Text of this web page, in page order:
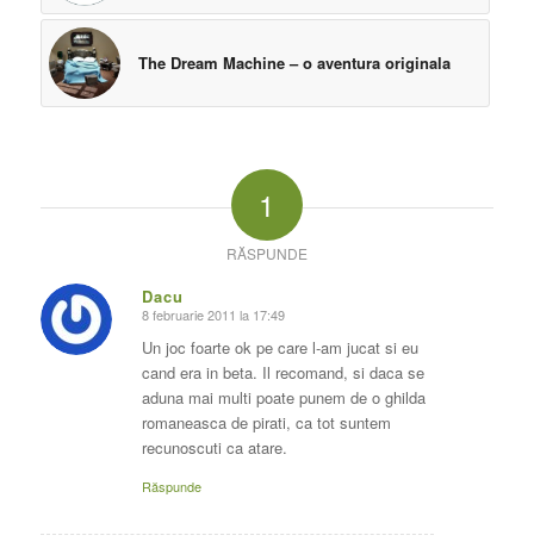
The Dream Machine – o aventura originala
1
RĂSPUNDE
Dacu
says:
8 februarie 2011 la 17:49
Un joc foarte ok pe care l-am jucat si eu
cand era in beta. Il recomand, si daca se
aduna mai multi poate punem de o ghilda
romaneasca de pirati, ca tot suntem
recunoscuti ca atare.
Răspunde